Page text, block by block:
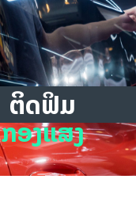
ຕິດຟິມ
ກອງແສງ